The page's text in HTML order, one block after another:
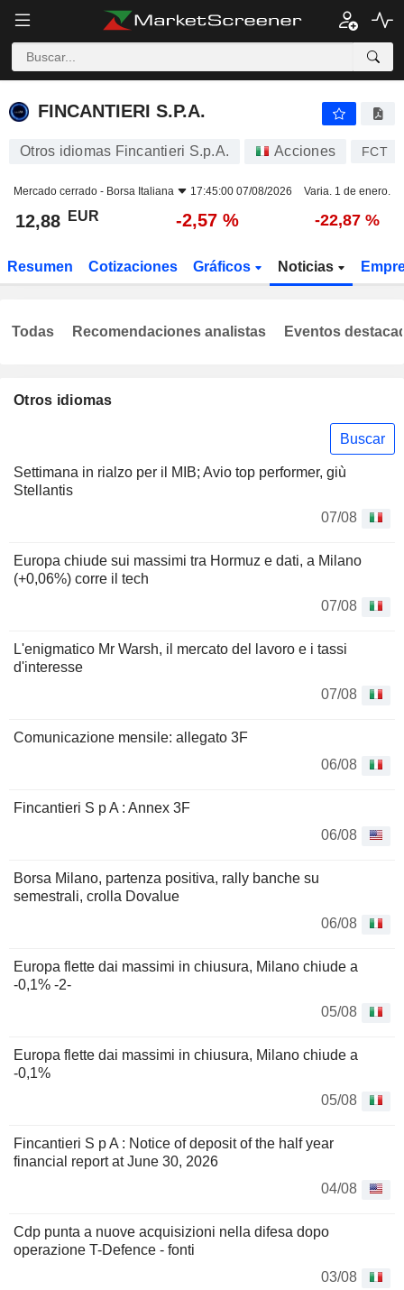
FINCANTIERI S.P.A.
FINCANTIERI S.P.A.
Otros idiomas Fincantieri S.p.A. Acciones FCT
Mercado cerrado - Borsa Italiana 17:45:00 07/08/2026 Varia. 1 de enero.
12,88 EUR -2,57 % -22,87 %
Resumen Cotizaciones Gráficos Noticias
Otros idiomas
Buscar
Settimana in rialzo per il MIB; Avio top performer, giù
Stellantis
07/08
Europa chiude sui massimi tra Hormuz e dati, a Milano
(+0,06%) corre il tech
07/08
L'enigmatico Mr Warsh, il mercato del lavoro e i tassi
d'interesse
07/08
Comunicazione mensile: allegato 3F
06/08
Fincantieri S p A : Annex 3F
06/08
Borsa Milano, partenza positiva, rally banche su
semestrali, crolla Dovalue
06/08
Europa flette dai massimi in chiusura, Milano chiude a
-0,1% -2-
05/08
Europa flette dai massimi in chiusura, Milano chiude a
-0,1%
05/08
Fincantieri S p A : Notice of deposit of the half year
financial report at June 30, 2026
04/08
Cdp punta a nuove acquisizioni nella difesa dopo
operazione T-Defence - fonti
03/08
Todas Recomendaciones analistas Eventos